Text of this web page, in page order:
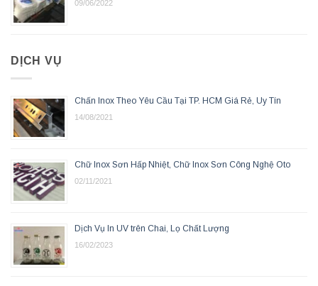
09/06/2022
DỊCH VỤ
Chấn Inox Theo Yêu Cầu Tại TP. HCM Giá Rẻ, Uy Tín
14/08/2021
Chữ Inox Sơn Hấp Nhiệt, Chữ Inox Sơn Công Nghệ Oto
02/11/2021
Dịch Vụ In UV trên Chai, Lọ Chất Lượng
16/02/2023